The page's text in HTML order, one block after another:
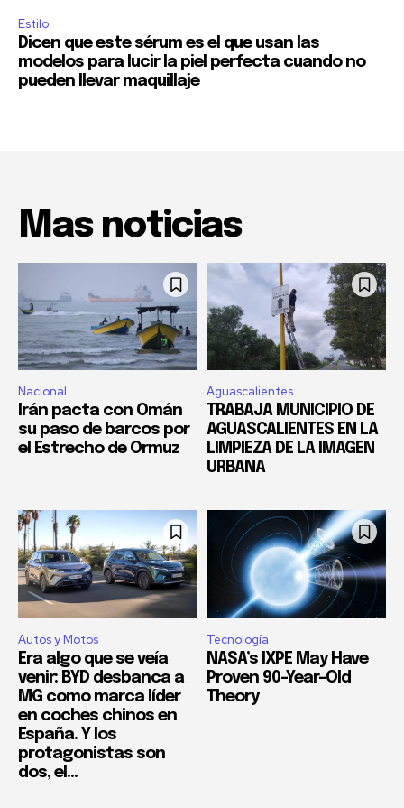
Estilo
Dicen que este sérum es el que usan las
modelos para lucir la piel perfecta cuando no
pueden llevar maquillaje
Mas noticias
Nacional
Irán pacta con Omán
su paso de barcos por
el Estrecho de Ormuz
Aguascalientes
TRABAJA MUNICIPIO DE
AGUASCALIENTES EN LA
LIMPIEZA DE LA IMAGEN
URBANA
Autos y Motos
Era algo que se veía
venir: BYD desbanca a
MG como marca líder
en coches chinos en
España. Y los
protagonistas son
dos, el...
Tecnología
NASA’s IXPE May Have
Proven 90-Year-Old
Theory